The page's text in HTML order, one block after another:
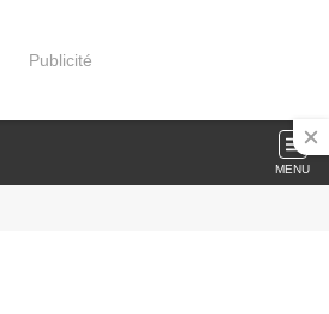
Publicité
MENU